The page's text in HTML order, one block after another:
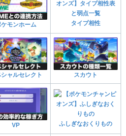
ケモンホーム
タイプ相性
シャルセレクト スカウト
VP ふしぎなおくりもの